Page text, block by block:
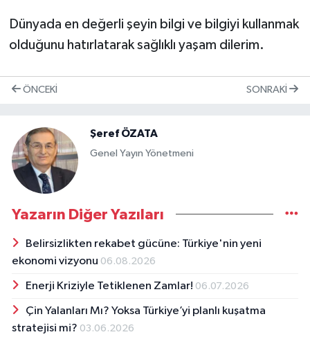
Dünyada en değerli şeyin bilgi ve bilgiyi kullanmak
olduğunu hatırlatarak sağlıklı yaşam dilerim.
ÖNCEKI SONRAKI
Şeref ÖZATA
Genel Yayın Yönetmeni
Yazarın Diğer Yazıları
Belirsizlikten rekabet gücüne: Türkiye'nin yeni
ekonomi vizyonu 06.08.2026
Enerji Kriziyle Tetiklenen Zamlar! 06.07.2026
Çin Yalanları Mı? Yoksa Türkiye’yi planlı kuşatma
stratejisi mi? 03.06.2026